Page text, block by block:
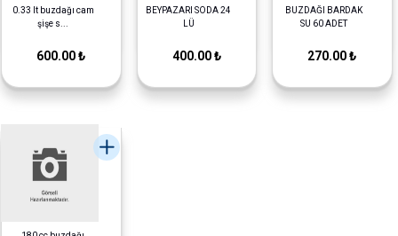
0.33 lt buzdağı cam
şişe s...
600.00 ₺
BEYPAZARI SODA 24
LÜ
400.00 ₺
BUZDAĞI BARDAK
SU 60 ADET
270.00 ₺